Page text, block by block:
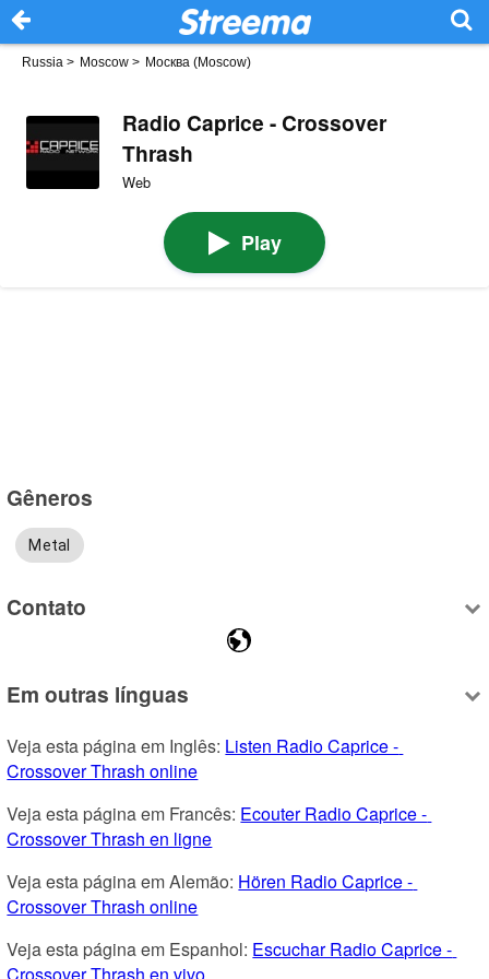
Russia > Moscow > Москва (Moscow)
Radio Caprice - Crossover
Thrash
Web
Play
Gêneros
Metal
Contato
Em outras línguas
Veja esta página em Inglês: Listen Radio Caprice -
Crossover Thrash online
Veja esta página em Francês: Ecouter Radio Caprice -
Crossover Thrash en ligne
Veja esta página em Alemão: Hören Radio Caprice -
Crossover Thrash online
Veja esta página em Espanhol: Escuchar Radio Caprice -
Crossover Thrash en vivo